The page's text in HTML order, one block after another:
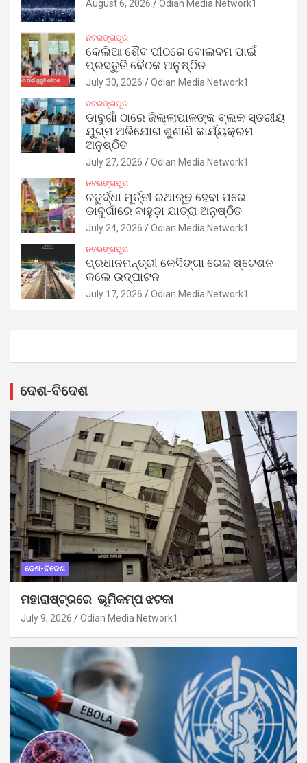
August 6, 2026 Odian Media Network1
ନବରଙ୍ଗପୁର
କେଲିଆ ଶୈବ ପୀଠରେ ବୋଲବମ ପାଇଁ
ପ୍ରସ୍ତୁତି ବୈଠକ ଅନୁଷ୍ଠିତ
July 30, 2026 Odian Media Network1
ନବରଙ୍ଗପୁର
ଡାବୁଗାଁ ଠାରେ ଜିଲ୍ଲାପାଳଙ୍କ ବ୍ଲକ ସ୍ତରୀୟ
ଯୁଗ୍ମ ଅଭିଯୋଗ ଶୁଣାଣି କାର୍ଯ୍ୟକ୍ରମ
ଅନୁଷ୍ଠିତ
July 27, 2026 Odian Media Network1
ନବରଙ୍ଗପୁର
ଚତୁର୍ଦ୍ଧା ମୂର୍ତ୍ତୀ ରଥାରୂଢ଼ ହେବା ପରେ
ଡାବୁଗାଁରେ ବାହୁଡ଼ା ଯାତ୍ରା ଅନୁଷ୍ଠିତ
July 24, 2026 Odian Media Network1
ନବରଙ୍ଗପୁର
ପ୍ରଧାନମନ୍ତ୍ରୀ କେସିଙ୍ଗା ରେଳ ଷ୍ଟେଶନ
କଲେ ଉଦ୍‌ଘାଟନ
July 17, 2026 Odian Media Network1
ଦେଶ-ବିଦେଶ
ଦେଶ-ବିଦେଶ
ମହାରାଷ୍ଟ୍ରରେ ଭୂମିକମ୍ପ ଝଟକା
July 9, 2026 Odian Media Network1